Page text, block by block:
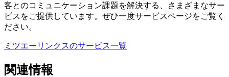
客とのコミュニケーション課題を解決する、さまざまなサー
ビスをご提供しています。ぜひ一度サービスページをご覧く
ださい。
ミツエーリンクスのサービス一覧
関連情報